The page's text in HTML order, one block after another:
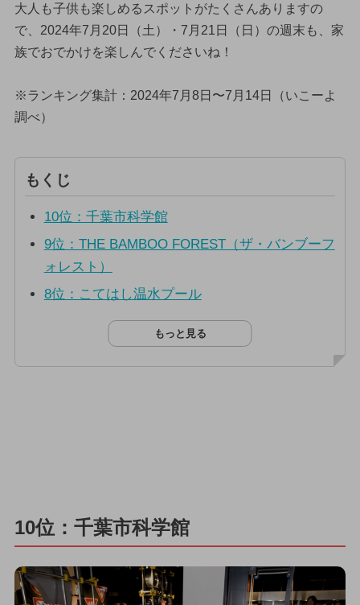
大人も子供も楽しめるスポットがたくさんありますの
で、2024年7月20日（土）・7月21日（日）の週末も、家
族でおでかけを楽しんでくださいね！
※ランキング集計：2024年7月8日〜7月14日（いこーよ
調べ）
もくじ
10位：千葉市科学館
9位：THE BAMBOO FOREST（ザ・バンブーフ
ォレスト）
8位：こてはし温水プール
もっと見る
10位：千葉市科学館